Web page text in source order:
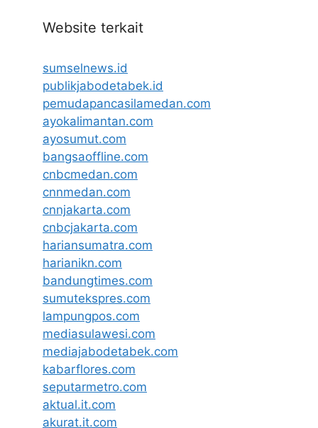
Website terkait
sumselnews.id
publikjabodetabek.id
pemudapancasilamedan.com
ayokalimantan.com
ayosumut.com
bangsaoffline.com
cnbcmedan.com
cnnmedan.com
cnnjakarta.com
cnbcjakarta.com
hariansumatra.com
harianikn.com
bandungtimes.com
sumutekspres.com
lampungpos.com
mediasulawesi.com
mediajabodetabek.com
kabarflores.com
seputarmetro.com
aktual.it.com
akurat.it.com